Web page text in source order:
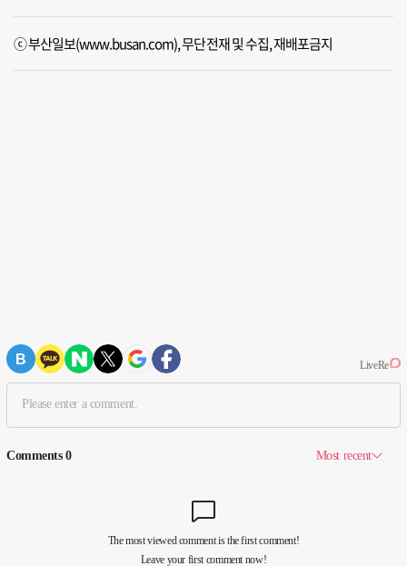
ⓒ 부산일보(www.busan.com), 무단전재 및 수집, 재배포금지